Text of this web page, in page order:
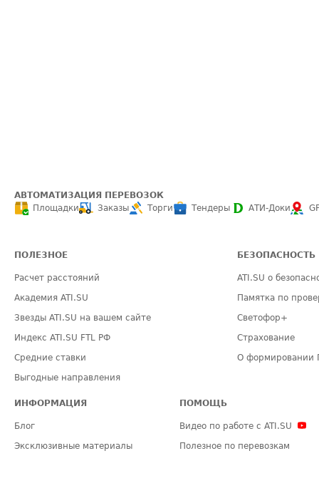
АВТОМАТИЗАЦИЯ ПЕРЕВОЗОК
Площадки
Заказы Торги Тендеры АТИ-Доки
ПОЛЕЗНОЕ
Расчет расстояний
Академия ATI.SU
Звезды ATI.SU на вашем сайте
Индекс ATI.SU FTL РФ
Средние ставки
Выгодные направления
БЕЗОПАСНОСТЬ
ATI.SU о
Памятка по
Светофор+
Страхование
О формировании
ИНФОРМАЦИЯ
Блог
Эксклюзивные материалы
ПОМОЩЬ
Видео по работе с ATI.SU
Полезное по перевозкам